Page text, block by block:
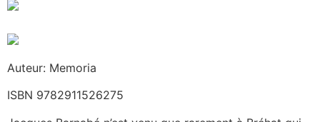
Auteur: Memoria
ISBN 9782911526275